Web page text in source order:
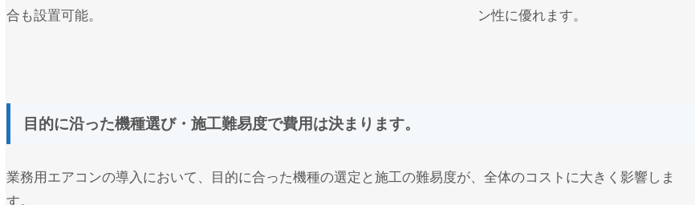
合も設置可能。
ン性に優れます。
目的に沿った機種選び・施工難易度で費用は決まります。
業務用エアコンの導入において、目的に合った機種の選定と施工の難易度が、全体のコストに大きく影響しま
す。